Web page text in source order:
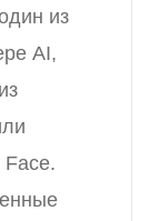
из
AI,
Face.